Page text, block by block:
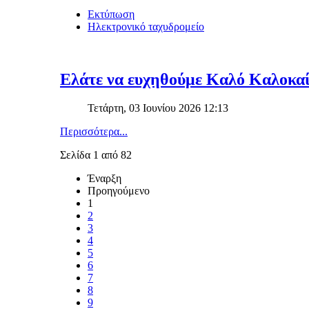
Εκτύπωση
Ηλεκτρονικό ταχυδρομείο
Ελάτε να ευχηθούμε Καλό
Τετάρτη, 03 Ιουνίου 2026 12:13
Περισσότερα...
Σελίδα 1 από 82
Έναρξη
Προηγούμενο
1
2
3
4
5
6
7
8
9